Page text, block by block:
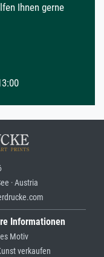
Ihnen gerne
· Austria
Informationen
Motiv
verkaufen